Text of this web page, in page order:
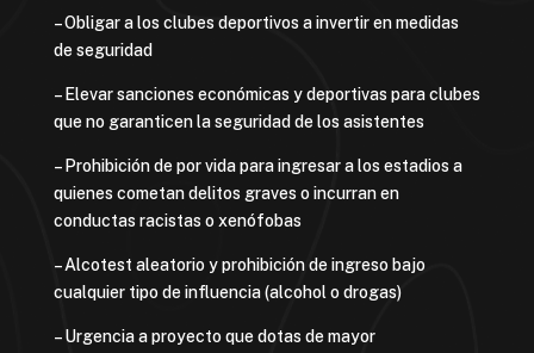
– Obligar a los clubes deportivos a invertir en medidas
de seguridad
– Elevar sanciones económicas y deportivas para clubes
que no garanticen la seguridad de los asistentes
– Prohibición de por vida para ingresar a los estadios a
quienes cometan delitos graves o incurran en
conductas racistas o xenófobas
– Alcotest aleatorio y prohibición de ingreso bajo
cualquier tipo de influencia (alcohol o drogas)
– Urgencia a proyecto que dotas de mayor